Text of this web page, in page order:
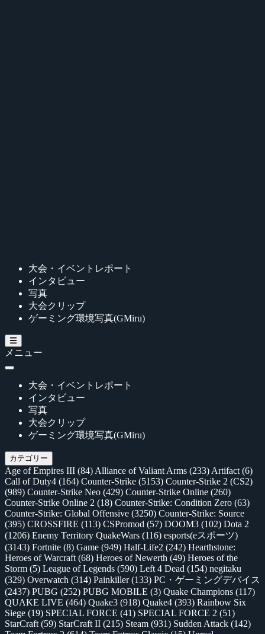
大会・イベントレポート
インタビュー
写真
大会クリップ
ゲーミング環境写真(GMiru)
メニュー
大会・イベントレポート
インタビュー
写真
大会クリップ
ゲーミング環境写真(GMiru)
カテゴリー
Age of Empires III (84) Alliance of Valiant Arms (233) Artifact (6)
Call of Duty4 (164) Counter-Strike (5153) Counter-Strike 2 (CS2)
(989) Counter-Strike Neo (429) Counter-Strike Online (260)
Counter-Strike Online 2 (18) Counter-Strike: Condition Zero (63)
Counter-Strike: Global Offensive (3250) Counter-Strike: Source
(395) CROSSFIRE (113) CSPromod (57) DOOM3 (102) Dota 2
(1206) Enemy Territory QuakeWars (116) esports(eスポーツ)
(3143) Fortnite (8) Game (949) Half-Life2 (242) Hearthstone:
Heroes of Warcraft (68) Heroes of Newerth (49) Heroes of the
Storm (5) League of Legends (590) Left 4 Dead (154) negitaku
(329) Overwatch (314) Painkiller(133) PC・ゲーミングデバイス
(2437) PUBG (252) PUBG MOBILE (3) Quake Champions (117)
QUAKE LIVE (464) Quake3 (918) Quake4 (393) Rainbow Six
Siege (19) SPECIAL FORCE (41) SPECIAL FORCE 2 (51)
StarCraft (59) StarCraft II (215) Steam (931) Sudden Attack (142)